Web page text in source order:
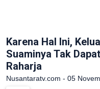
Karena Hal Ini,
Suaminya Tak
Raharja
Nusantaratv.com - 05